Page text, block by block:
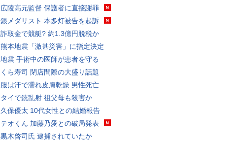
広陵高元監督 保護者に直接謝罪
銀メダリスト 本多灯被告を起訴
詐取金で競艇? 約1.3億円脱税か
熊本地震「激甚災害」に指定決定
地震 手術中の医師が患者を守る
くら寿司 閉店間際の大盛り話題
服は汗で濡れ皮膚乾燥 男性死亡
タイで銃乱射 祖父母も殺害か
久保優太 10代女性との結婚報告
テオくん 加藤乃愛との破局発表
黒木啓司氏 逮捕されていたか